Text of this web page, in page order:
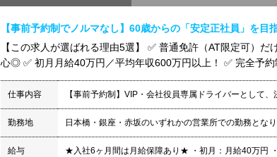
【事前予約制でノルマなし】60歳からの「安定正社員」を目
【この求人が選ばれる理由5選】 ✅ 普通免許（AT限定可）
心◎ ✅ 初月月給40万円／平均年収600万円以上！ ✅ 完全予
仕事内容 【事前予約制】VIP・会社役員専属ドライバーとして
勤務地 日本橋・銀座・赤坂のいずれかの営業所での勤務となり
給与 ★入社6ヶ月間は月給保障あり★ ・初月：月給40万円